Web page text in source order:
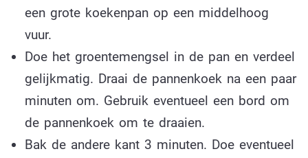
een grote koekenpan op een middelhoog
vuur.
Doe het groentemengsel in de pan en verdeel
gelijkmatig. Draai de pannenkoek na een paar
minuten om. Gebruik eventueel een bord om
de pannenkoek om te draaien.
Bak de andere kant 3 minuten. Doe eventueel